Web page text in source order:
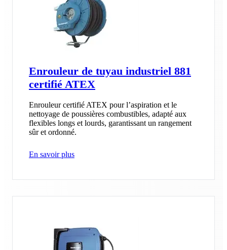
Enrouleur de tuyau industriel 881
certifié ATEX
Enrouleur certifié ATEX pour l’aspiration et le
nettoyage de poussières combustibles, adapté aux
flexibles longs et lourds, garantissant un rangement
sûr et ordonné.
En savoir plus